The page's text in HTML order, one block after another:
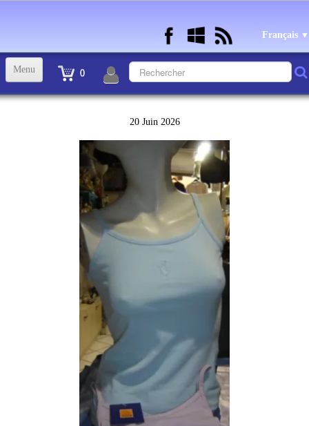
Français ▼
0
Menu
STATUETTES BD RESINE et PLOMB▼
ANDRE FRANQUIN OBJETS ET VETEMENTS▼
BECASSINE OU BETTY BOOP OBJETS ET VETEMENTS
TEX AVERY OBJETS ET VETEMENTS
WARNER OBJETS ET VETEMENTS
PLUS D'OBJETS ET VETEMENTS BD
IDEES CADEAUX ET PLUS▼
20 Juin 2026